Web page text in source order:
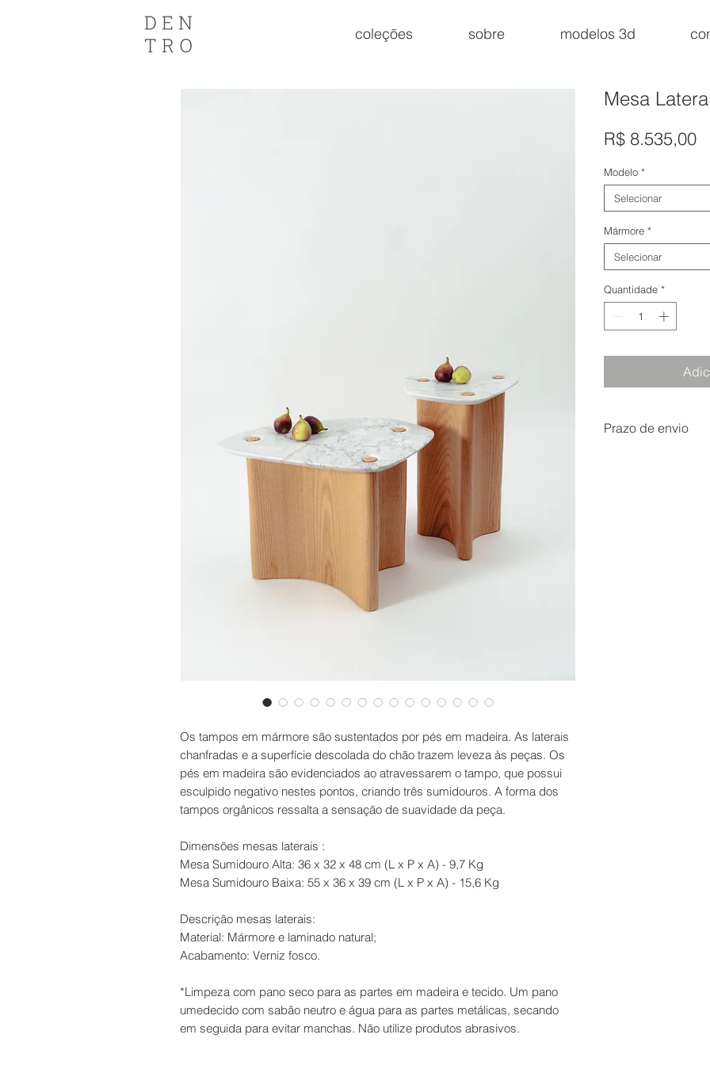
coleções sobre modelos 3d
Os tampos em mármore são sustentados por pés em madeira. As laterais
chanfradas e a superfície descolada do chão trazem leveza às peças. Os
pés em madeira são evidenciados ao atravessarem o tampo, que possui
esculpido negativo nestes pontos, criando três sumidouros. A forma dos
tampos orgânicos ressalta a sensação de suavidade da peça.
Dimensões mesas laterais :
Mesa Sumidouro Alta: 36 x 32 x 48 cm (L x P x A) - 9,7 Kg
Mesa Sumidouro Baixa: 55 x 36 x 39 cm (L x P x A) - 15,6 Kg
Descrição mesas laterais:
Material: Mármore e laminado natural;
Acabamento: Verniz fosco.
*Limpeza com pano seco para as partes em madeira e tecido. Um pano
umedecido com sabão neutro e água para as partes metálicas, secando
em seguida para evitar manchas. Não utilize produtos abrasivos.
Mesa
R$ 8.535,00
Modelo *
Selecionar
Mármore *
Selecionar
Quantidade *
Prazo de envio